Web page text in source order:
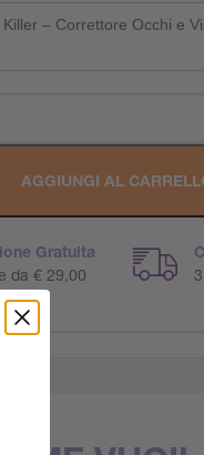
Killer – Correttore Occhi e
AGGIUNGI AL
Gratuita
da € 29,00